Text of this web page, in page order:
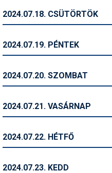
Snowboard
Szakértők
Telemark
2024.07.18. CSÜTÖRTÖK
2024.07.19. PÉNTEK
2024.07.20. SZOMBAT
2024.07.21. VASÁRNAP
2024.07.22. HÉTFŐ
2024.07.23. KEDD